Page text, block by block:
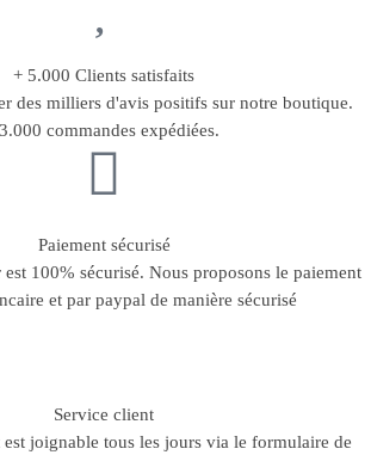
+ 5.000 Clients satisfaits
des milliers d'avis positifs sur notre boutique.
commandes expédiées.
Paiement sécurisé
100% sécurisé. Nous proposons le paiement
et par paypal de manière sécurisé
Service client
joignable tous les jours via le formulaire de